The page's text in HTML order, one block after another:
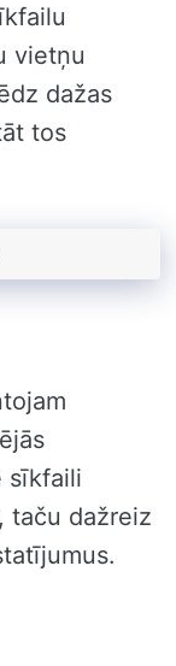
vietņu
dažas
tos
sīkfaili
taču dažreiz